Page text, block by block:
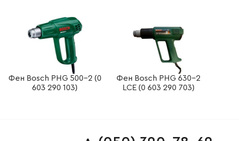
Фен Bosch PHG 500-2 (0
603 290 103)
Фен Bosch PHG 630-2
LCE (0 603 290 703)